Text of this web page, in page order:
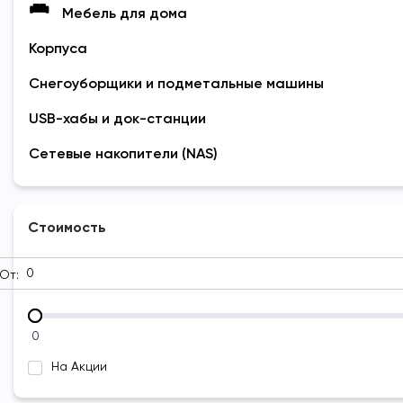
Мебель для дома
Корпуса
Снегоуборщики и подметальные машины
USB-хабы и док-станции
Сетевые накопители (NAS)
Стоимость
От:
0
На Акции